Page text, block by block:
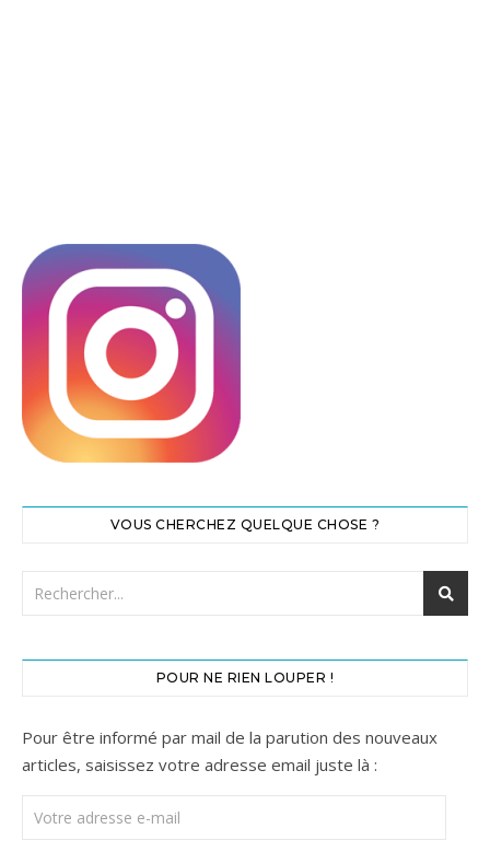
VOUS CHERCHEZ QUELQUE CHOSE ?
POUR NE RIEN LOUPER !
Pour être informé par mail de la parution des nouveaux
articles, saisissez votre adresse email juste là :
Votre adresse e-mail